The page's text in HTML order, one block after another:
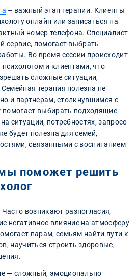
– важный этап терапии. Клиенты
онлайн или записаться на
номер телефона. Специалист
сервис, помогает выбрать
Во время сессии происходит
и клиентами, что
сложные ситуации,
терапия полезна не
и партнерам, столкнувшимся с
помогает выбирать подходящие
ситуации, потребностях, запросе
будет полезна для семей,
связанными с воспитанием
поможет решить
возникают разногласия,
негативное влияние на атмосферу
парам, семьям найти пути к
научиться строить здоровые,
— сложный, эмоционально